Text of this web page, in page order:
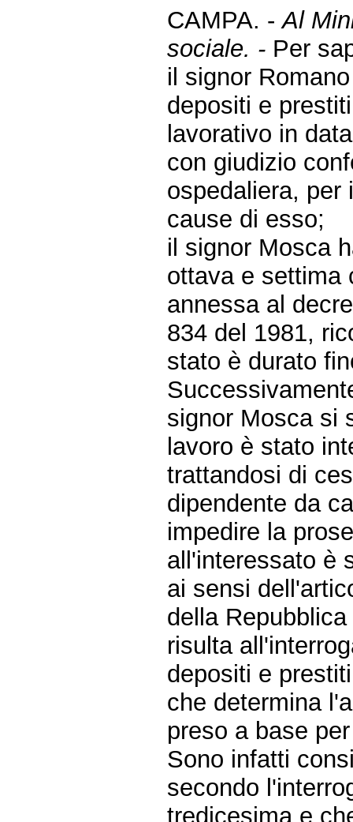
CAMPA. -Al
sociale. - Per
il signor
depositi e
lavorativo in
con giudizio
ospedaliera, per
cause di esso;
il signor Mosca
ottava e settima
annessa al
834 del 1981,
stato è durato
signor Mosca si
lavoro è stato
trattandosi di
dipendente da
impedire la
all'interessato è
ai sensi
della
risulta
depositi e
che determina
preso a base
Sono infatti
secondo
tredicesima e